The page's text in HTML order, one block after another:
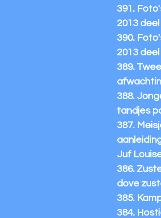
391.
2013 deel
390.
2013 deel
389.
388.
tandjes
387.
Juf
386.
dove
385.
384.